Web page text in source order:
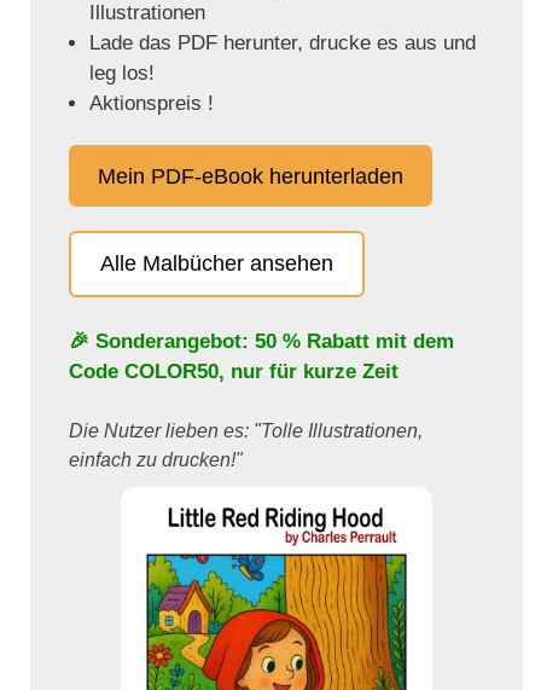
Illustrationen
Lade das PDF herunter, drucke es aus und
leg los!
Aktionspreis !
Mein PDF-eBook herunterladen
Alle Malbücher ansehen
🎉 Sonderangebot: 50 % Rabatt mit dem
Code COLOR50, nur für kurze Zeit
Die Nutzer lieben es: "Tolle Illustrationen,
einfach zu drucken!"